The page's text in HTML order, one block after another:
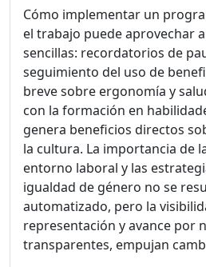
Cómo implementar un
el trabajo puede aprovechar
sencillas: recordatorios de
seguimiento del uso de
breve sobre ergonomía y
con la formación en
genera beneficios directos
la cultura. La importancia de
entorno laboral y las
igualdad de género no se
automatizado, pero la
representación y avance por
transparentes, empujan